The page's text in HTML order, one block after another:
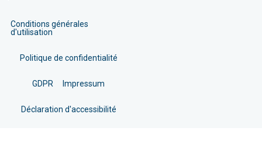
Conditions générales
d'utilisation
Politique de confidentialité
GDPR Impressum
Déclaration d'accessibilité